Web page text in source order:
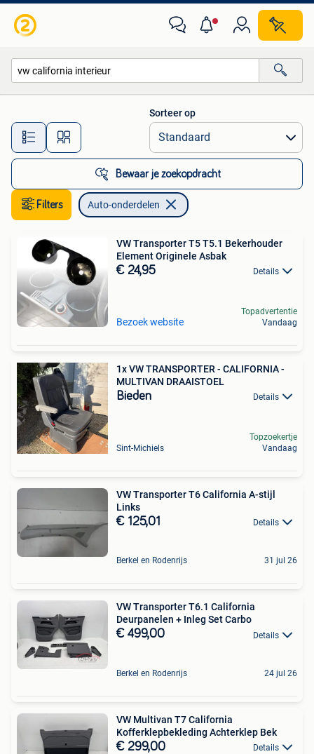
Alle afstanden…
Sorteer op
Bewaar je zoekopdracht
Filters Auto-onderdelen
VW Transporter T5 T5.1 Bekerhouder
Element Originele Asbak
€ 24,95 Details
Bezoek website
Topadvertentie
Vandaag
1x VW TRANSPORTER - CALIFORNIA -
MULTIVAN DRAAISTOEL
Bieden Details
Sint-Michiels
Topzoekertje
Vandaag
VW Transporter T6 California A-stijl
Links
€ 125,01 Details
Berkel en Rodenrijs 31 jul 26
VW Transporter T6.1 California
Deurpanelen + Inleg Set Carbo
€ 499,00 Details
Berkel en Rodenrijs 24 jul 26
VW Multivan T7 California
Kofferklepbekleding Achterklep Bek
€ 299,00 Details